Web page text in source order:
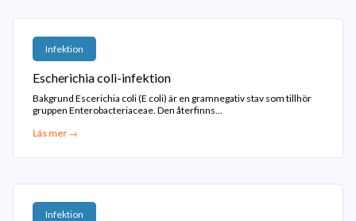
Infektion
Escherichia coli-infektion
Bakgrund Escerichia coli (E coli) är en gramnegativ stav som tillhör
gruppen Enterobacteriaceae. Den återfinns...
Läs mer →
Infektion